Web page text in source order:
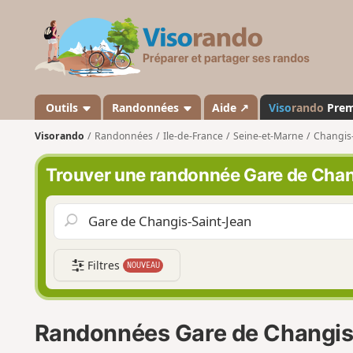
s
a
n
d
o
Outils Randonnées Aide ↗ Visorando
Visorando Randonnées Ile-de-France Seine-et-Marne
Trouver une randonnée Gare de
Filtres NOUVEAU
Randonnées Gare de